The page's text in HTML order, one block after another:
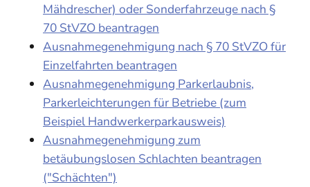
Mähdrescher) oder Sonderfahrzeuge nach §
70 StVZO beantragen
Ausnahmegenehmigung nach § 70 StVZO für
Einzelfahrten beantragen
Ausnahmegenehmigung Parkerlaubnis,
Parkerleichterungen für Betriebe (zum
Beispiel Handwerkerparkausweis)
Ausnahmegenehmigung zum
betäubungslosen Schlachten beantragen
("Schächten")